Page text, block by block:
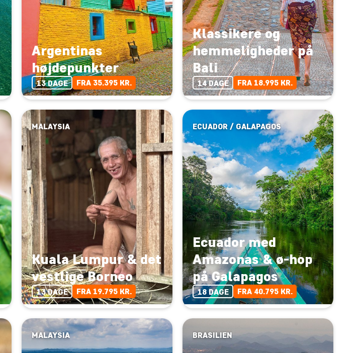
Argentinas
højdepunkter
13 DAGE FRA 35.395 KR.
Klassikere og
hemmeligheder på
Bali
14 DAGE FRA 18.995 KR.
MALAYSIA
Kuala Lumpur & det
vestlige Borneo
13 DAGE FRA 19.795 KR.
ECUADOR / GALAPAGOS
Ecuador med
Amazonas & ø-hop
på Galapagos
18 DAGE FRA 40.795 KR.
MALAYSIA BRASILIEN